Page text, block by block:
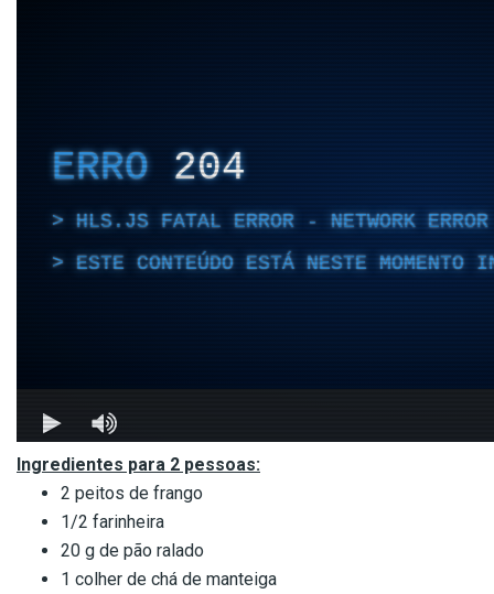
Ingredientes para 2 pessoas:
2 peitos de frango
1/2 farinheira
20 g de pão ralado
1 colher de chá de manteiga